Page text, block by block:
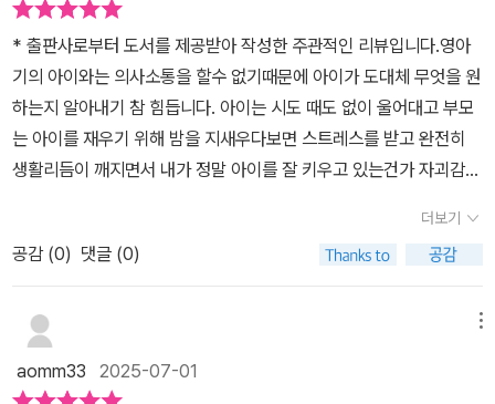
아이를 둔 부모들을 위한 가이드북이지만 예비 부부나 수면 습관이나
관리법에 대해 자세히 배우고자 하는 분들도 함께 읽으며 참고해 본
다면 이를 현실과 일상에서도 더 쉽게 이해하며 활용해 볼 수 있을 것
이다. 쉽다면 쉽고, 어렵다면 어려운 분야와 주제에 대한 가이드라인,
어떤 형태로 영유아 관련한 수면 관리나 긍정의 습관화를 장착하며
어떤 방식으로 배우며 활용해야 하는지도 자세히 전하고 있어서 해당
주제와 분야에 대해 관심이 있는 분들이라면 함께 해볼 것을 권하고
싶다.
수면 교육은 어떤것인지 왜 필요한지 어떻게 적용해야 하는지 설명합
니다. 올바른 수면을 위해 부모가 생각하고 고민해야 하는것을 보여
줍니다. 수면환경 세팅, 아이에 맞는 하루 일과 만들기, 통잠 늘릭, 스
스로 잠들기등 전략적인 방법을 통해 아이들의 수면의 질을 높일수
있는 방법을 설명합니다. 아이들의 넘치는 에너지를 소모하고 잠을
자면서 보충할수 있는 패턴은 가장 기본적인 방법입니다. 내 아이 맞
춤 수면교육 5단계를 숙지하면서 아이들의 수면이 안정적으로 바뀔
수 있는것을 경험할수 있다고 합니다. 부모의 양육철학, 가정환경에
* 출판사로부터 도서를 제공받아 작성한 주관적인 리뷰입니다.영아
기의 아이와는 의사소통을 할수 없기때문에 아이가 도대체 무엇을 원
하는지 알아내기 참 힘듭니다. 아이는 시도 때도 없이 울어대고 부모
는 아이를 재우기 위해 밤을 지새우다보면 스트레스를 받고 완전히
생활리듬이 깨지면서 내가 정말 아이를 잘 키우고 있는건가 자괴감이
다. 특히 첫 아이를 키우는 것은 부모로서 절대 경험한 적이 없기에 더
욱 어려움이 있으며 우리나라이 경우 아이수면과 관련해서 제대로 교
육을 시켜줄수 있는 프로그램도 없어 초보부모의 경우 다양한 방식으
로 아이의 숙면 가능 방법을 써보긴한데 그게 제대로 효과를 내기 힘
들죠.저자는 이 책을 통해 아이의 수면이 단순한 휴식이 아님을 우리
에게 주지시키고 있는데요. 아이의 잠은 그냥 자는 것이 아니라 성장
더보기
공감 (0) 댓글 (0)
aomm33 2025-07-01